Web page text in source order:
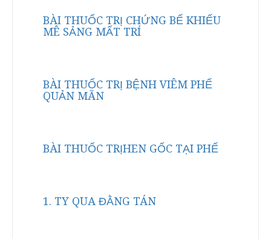
BÀI THUỐC TRỊ CHỨNG BẾ KHIẾU
MÊ SẢNG MẤT TRÍ
BÀI THUỐC TRỊ BỆNH VIÊM PHẾ
QUẢN MÃN
BÀI THUỐC TRỊHEN GỐC TẠI PHẾ
1. TY QUA ĐẰNG TÁN